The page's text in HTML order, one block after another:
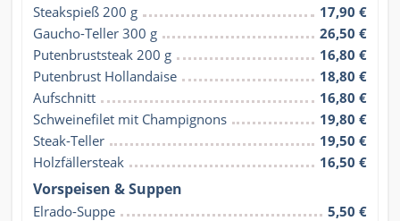
Steakspieß 200 g
17,90 €
Gaucho-Teller 300 g
26,50 €
Putenbruststeak 200 g
16,80 €
Putenbrust Hollandaise
18,80 €
Aufschnitt
16,80 €
Schweinefilet mit Champignons
19,80 €
Steak-Teller
19,50 €
Holzfällersteak
16,50 €
Vorspeisen & Suppen
Elrado-Suppe
5,50 €